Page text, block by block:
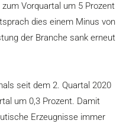
Vorquartal um 5 Prozent
dies einem Minus von
der Branche sank erneut
seit dem 2. Quartal 2020
um 0,3 Prozent. Damit
Erzeugnisse immer